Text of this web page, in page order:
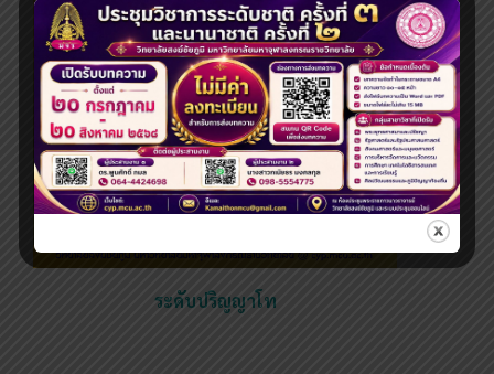
ระดับปริญญาโท